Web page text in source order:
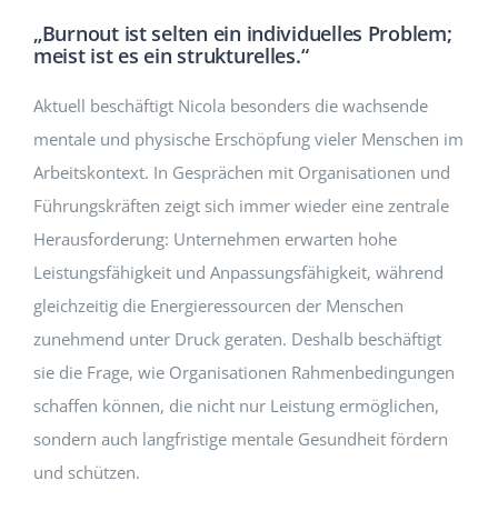
„Burnout ist selten ein individuelles Problem;
meist ist es ein strukturelles.“
Aktuell beschäftigt Nicola besonders die wachsende
mentale und physische Erschöpfung vieler Menschen im
Arbeitskontext. In Gesprächen mit Organisationen und
Führungskräften zeigt sich immer wieder eine zentrale
Herausforderung: Unternehmen erwarten hohe
Leistungsfähigkeit und Anpassungsfähigkeit, während
gleichzeitig die Energieressourcen der Menschen
zunehmend unter Druck geraten. Deshalb beschäftigt
sie die Frage, wie Organisationen Rahmenbedingungen
schaffen können, die nicht nur Leistung ermöglichen,
sondern auch langfristige mentale Gesundheit fördern
und schützen.